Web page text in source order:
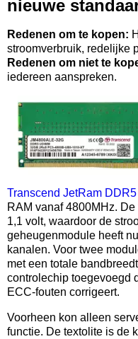
nieuwe
Redenen om te kopen:
stroomverbruik, redelijke
Redenen om niet te
iedereen aanspreken.
Transcend JetRam DDR5
RAM vanaf 4800MHz.
1,1 volt, waardoor de
geheugenmodule heeft
kanalen. Voor twee
met een totale
controlechip toegevoegd
ECC-fouten corrigeert.
Voorheen kon alleen
functie. De textolite is de